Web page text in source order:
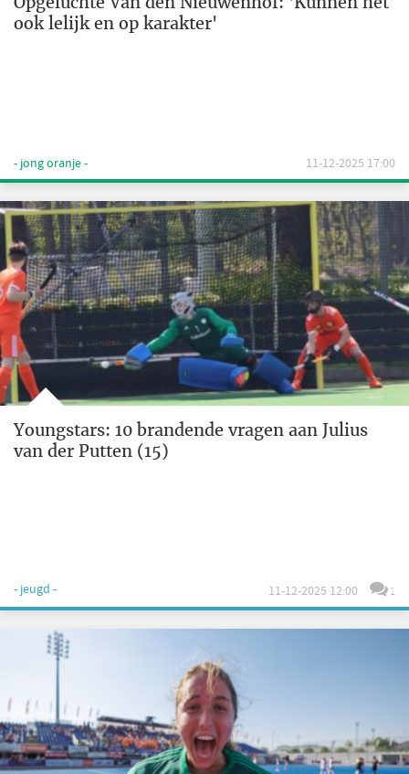
ook lelijk en op karakter'
- jong oranje - 11-12-2025 17:00
Youngstars: 10 brandende vragen aan Julius
van der Putten (15)
- jeugd - 11-12-2025 12:00 1